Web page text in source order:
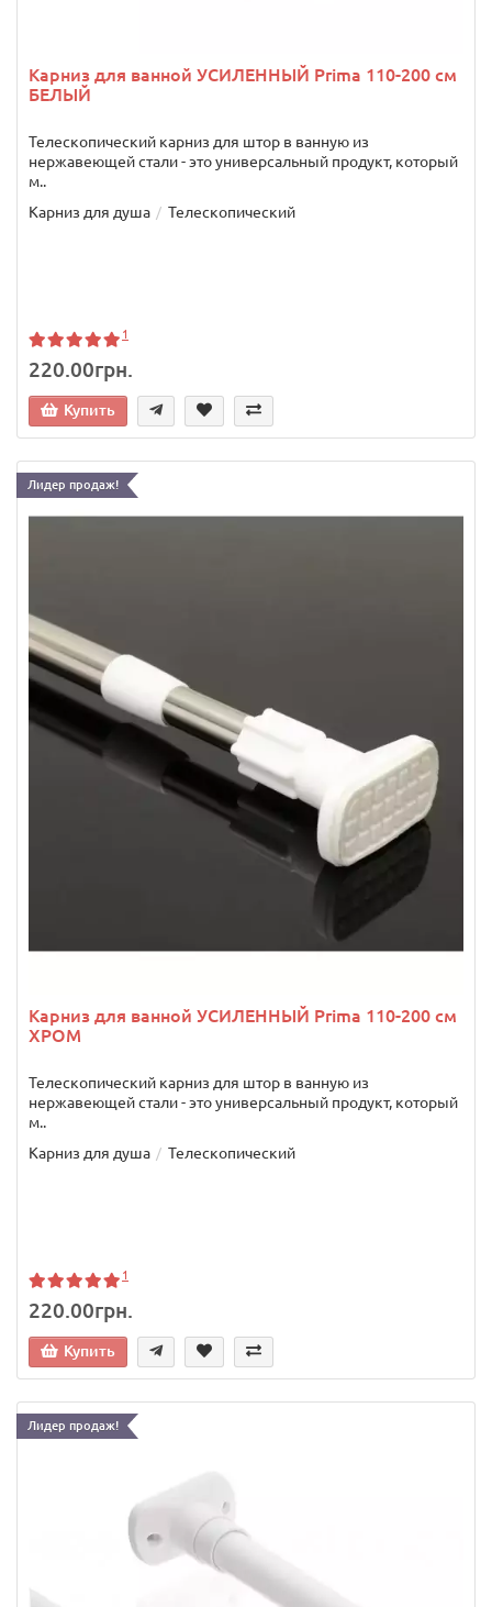
Карниз для ванной УСИЛЕННЫЙ Prima 110-200 см
БЕЛЫЙ
Телескопический карниз для штор в ванную из
нержавеющей стали - это универсальный продукт, который
м..
Карниз для душа
Телескопический
1
220.00грн.
Купить
Лидер продаж!
Карниз для ванной УСИЛЕННЫЙ Prima 110-200 см
ХРОМ
Телескопический карниз для штор в ванную из
нержавеющей стали - это универсальный продукт, который
м..
Карниз для душа
Телескопический
1
220.00грн.
Купить
Лидер продаж!